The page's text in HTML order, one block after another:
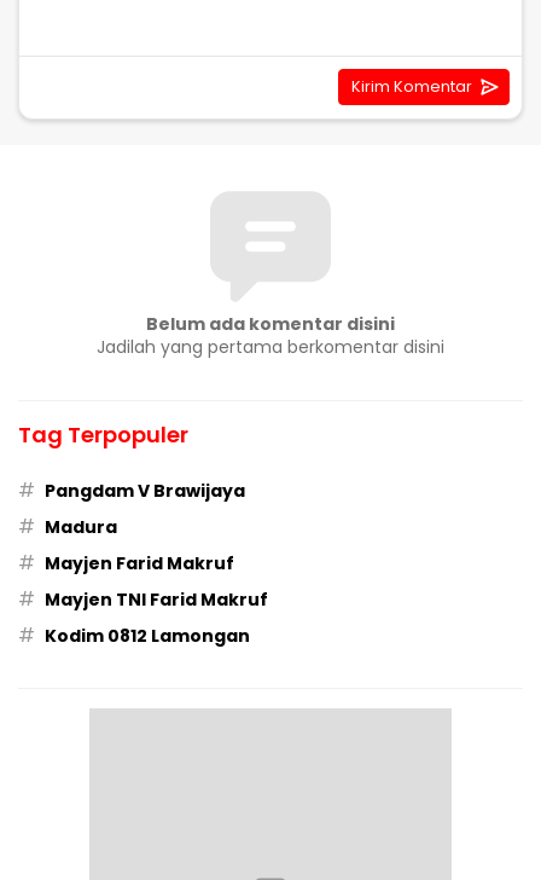
Belum ada komentar disini
Jadilah yang pertama berkomentar disini
Tag Terpopuler
# Pangdam V Brawijaya
# Madura
# Mayjen Farid Makruf
# Mayjen TNI Farid Makruf
# Kodim 0812 Lamongan